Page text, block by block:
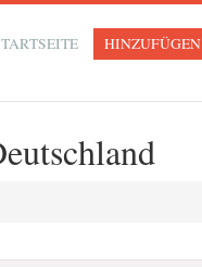
HINZUFÜGEN